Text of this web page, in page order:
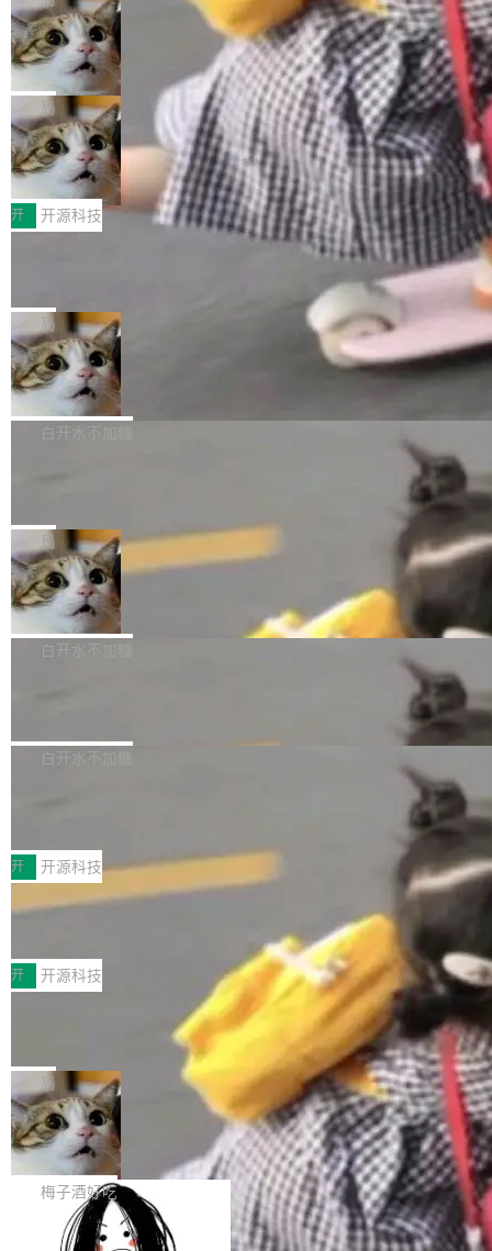
现实 过去两年，CIO们的焦虑清单上多了两项：
一是如何让大模型和智能体应用安全地从PoC走
向生产，二是如何让测试团队跟得上AI应用...
设置，如果用布尔值 + 可空字段来表示——bool
ean 表示是否可切换，nullable 的默认模式、浅
色方案、深色方案——会产生大量无意义的组
合。方案缺了、配置冲突了、全 null 了。要知道
哪些组合有效，作者说，你得靠"文档、校验、或
者部落知识"。 换个写法。Rust 的 enum，两个
变体：Switchable...
个"AI 知识库 + 聊天机器人"——每个大厂都在
做，没什么新鲜的。 但 Kenton Varda 在 Twitte
r 上把事情说清楚了： 今天我们发布了 Cloudfla
re OS，一个带连接器的聊天机器人，跟其他所
有科技公司做的一样。只不过，实际上它不一
样。这是 Sandstorm.io 的重制版，我十年前的
那个创业公司。不同的是，这次它构建在 Cloudf
lare Workers 上——我花了九年时间搭建的平台
——并且深度集成了 AI。这基本上是我十年秘密
Deno 团队开源 Celld，可自托管的分
布式 Durable Objects
Ryan Dahl 领导的 Deno 团队推出了最新开源项
目 Celld，一个能在自己机器上运行 Cloudflare
Workers 和 Durable Objects 的守护进程。 设
计思路很直接：每个对象是一个独立的 SQLite
数据库，按名称寻址，复制到你自己的 S3 兼容
存储库里。节点之间只通过这个存储库协调——
没有控制平面，没有共识协议。每个对象自带一
个小型数据库，应用天然按分片构建，单个数据
库的竞争和爆炸半径问题在设计层面就被消除
了。 闲置的 cell 会休眠到几乎不占资源。当 cel
l 迁移或唤醒时，新宿主从 S3 恢复 SQLite 数据
库继续执行。存储库是持久化的唯一真相...
局
鲁大师7月新机性能/流畅/AI榜：vivo夺
性能、流畅双第一，三星Galaxy Z系列
新折叠缺席
2026年7月的手机市场，由于存储等硬件成本暴
增，手机厂商的日子也不好过啊，新机速度明显
放缓，因此硝烟味淡了许多。新机参数规格除开
高价的三星折叠（三星Galaxy Z Fold8 Ultra / Z
Fold8 / Z Flip8）外，其余要么是中低端机器，
例如iQOO Z11i、REDMI Note 17、REDMI No
te 17 Pro、OPPO K15，要么是vivo X300 E这
样的次旗舰。 Galaxy Z Fold8 Ultra / Z Fold8 /
Z Flip8三款折叠屏新机均在7月22日发布，且全
部搭载骁龙8 Elite Gen5 for Galaxy，它们本该
开 开源科技
Zed 编辑器团队发布了新项目——DeltaDB，一
个在 git commit 之间记录每一次编辑操作的版
本控制系统。目前处于 Early Access 阶段。 De
ltaDB 的核心思路直接写在 landing page 最显
眼的位置：「Software is made between com
mits」——软件是在 commit 之间写出来的。git
是把这段空隙补上。 回退到任何一次编辑：Delt
aDB 捕获 commit 之间的每一次操作，...
局
SpaceXAI 单季资本开支达 183 亿美元
根据风险投资人Tomer Tunguz 博客（VC 分
析）披露的最新分析与第二季度业绩报告，Spac
微软同期总资本开支的四成。 与亚马逊、Alpha
bet、微软以及 Meta 等传统科技巨头相比，Spa
ceXAI的资金消耗速度尤为引人瞩目。然而，支
撑庞大支出的资金来源却呈现出截然不同的面
貌。数据显示，微软和 Meta 主要依托充沛的经
白开水不加糖
一个在终端里运行的编程 agent；Muse Spark
1.2，驱动这个 agent 的新模型。一句话概括：
你可以用 curl -fsSL https://dev.meta.ai/install.
sh | bash 安装一个能在大项目里自动规划、写
代码、验证结果的 AI 终端工具。 据介绍，Muse
个主 agent 循环，外加一组后台 agent。这些后
局
美团开源 LoHoSearch，用知识图谱校
准 AI 能力认知
机器出题的前提，是让机器拥有全局视野。整个
构建流程可以分为四个环节：建图 → 控制难度
白开水不加糖
库，并将作为transport接入Mooncake TENT。
MPComm将作为一种传输引擎接入Mooncake T
ENT，实现零拷贝传输性能提升30%、非零拷贝
传输性能最高提升5倍。UCL-MPComm底层基
于自研UCL-Engine通信引擎，后续腾讯网平将
持续开源更多基于UCL-Engine的高性能通信组
件。 腾讯网平团队在UCL-MPComm中实现了一
个独立于业务线程的全局通信引擎（Engine），
白开水不加糖
型案例入选名单》，深信服“面向企业研发场景的
开源 AI 编程平台 CoStrict 应用”凭借卓越的技术
创新与落地成效成功入选。 全链路私有化部署，
助力企业AI研发安全落地 当前，越来越多企业已
经开始引入 AI Coding 工具，通过调用公有云模
型或企业内部部署模型提升研发效率。但随着 AI
Coding 从个人辅助工具逐步走向团队级、组织
级应用，企业在规模化落地过程中，对安全性、
可控性和代码质量提出了更高要求。 首先是数据
安全与合规要求。对于大多数普通研发场景，公
有云模型能够满足快速试用和效率提升的需求。
但对于金融、能源、医疗等对数据安全要求较...
开 开源科技
深信服AI算力网关入选工信部人工智能
前不久，工业和信息化部正式发布《2025年人工
智能应用典型案例名单》，集中展示人工智能在
各领域的应用成果，覆盖技术底座、行业赋能、
产品应用、支撑保障、专题等五大方向。深信服
AI算力网关（AI创新平台）成功入选！ 随着各行
各业的Agent走向规模化建设，算力构成形态逐
渐丰富，用户关注的重点也在发生变化：不只是
让AI用起来，还要进一步看清混合算力时代下，
Token花在哪里、算力是否被充分利用，以及持
续增长的AI成本该如何优化。 深信服AI算力网关
正是围绕这些实际问题，从Token治理和成本治
理两个方面，让用户的每一份算力都看得清、管
开 开源科技
Jeff Dean 离开 Google：一个时代的结
束，一个实验室的开始
Google 员工编号 20。MapReduce 作者之一。
Bigtable 作者之一。TensorFlow 的作者之一。
Gemini 的架构师。Google 首席科学家。 Jeff D
ean 在 Google 工作了 27 年后，宣布离职。 他
不是一个人走。一同离开的还有 Sanjay Ghema
wat（Google 员工编号 23，Jeff Dean 二十多
年的编程搭档，MapReduce 和 Bigtable 的共同
作者）、Quoc Le（Google 大脑核心成员，Se
局
🔥 SolonCode v2026.8.4 发布：界面
字体可调、22 种语言、记忆搜索增强
打开终端就能上岗的全中文编码智能体，这一轮
把「看得清、用母语、记得住」三件事一次补
齐。 SolonCode 是什么 SolonCode 是杭州无
耳科技研发的企业级终端编码智能体——一位全
梅子酒好吃
让“代码语义理解”深度释放AI Coding